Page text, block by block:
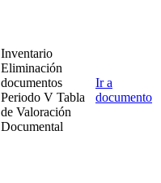
Inventario
Eliminación
documentos
Periodo V Tabla
de Valoración
Documental
Ir a
documento